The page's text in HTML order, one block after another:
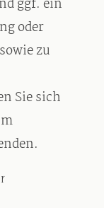
ggf. ein
oder
zu
Sie sich